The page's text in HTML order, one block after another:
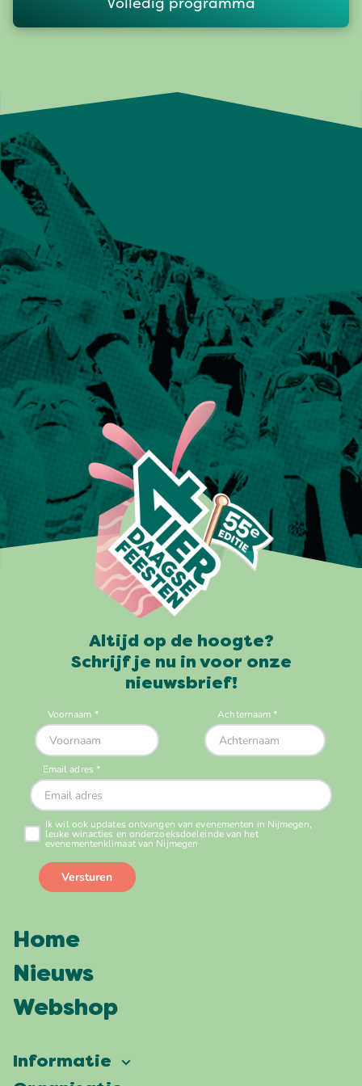
Volledig programma
Altijd op de hoogte?
Schrijf je nu in voor onze
nieuwsbrief!
Home
Nieuws
Webshop
Informatie